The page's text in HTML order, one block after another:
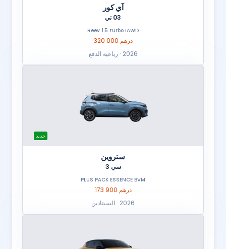
آي كور
03 تي
Reev 1.5 turbo IAWD
320 000 درهم
2026 · رباعية الدفع
جديد
ستروين
سي 3
PLUS PACK ESSENCE BVM
173 900 درهم
2026 · السيتادين